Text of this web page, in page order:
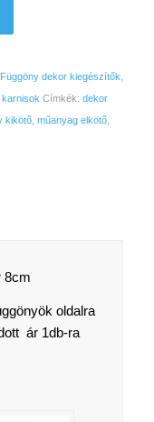
Függöny dekor kiegészítők
karnisok Címkék: dekor
kikötő, műanyag elkötő,
8cm
oldalra
ár 1db-ra